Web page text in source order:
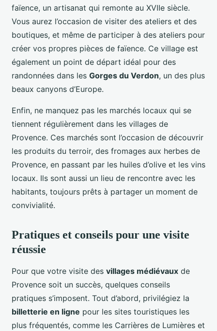
faïence, un artisanat qui remonte au XVIIe siècle.
Vous aurez l’occasion de visiter des ateliers et des
boutiques, et même de participer à des ateliers pour
créer vos propres pièces de faïence. Ce village est
également un point de départ idéal pour des
randonnées dans les Gorges du Verdon, un des plus
beaux canyons d’Europe.
Enfin, ne manquez pas les marchés locaux qui se
tiennent régulièrement dans les villages de
Provence. Ces marchés sont l’occasion de découvrir
les produits du terroir, des fromages aux herbes de
Provence, en passant par les huiles d’olive et les vins
locaux. Ils sont aussi un lieu de rencontre avec les
habitants, toujours prêts à partager un moment de
convivialité.
Pratiques et conseils pour une visite
réussie
Pour que votre visite des villages médiévaux de
Provence soit un succès, quelques conseils
pratiques s’imposent. Tout d’abord, privilégiez la
billetterie en ligne pour les sites touristiques les
plus fréquentés, comme les Carrières de Lumières et